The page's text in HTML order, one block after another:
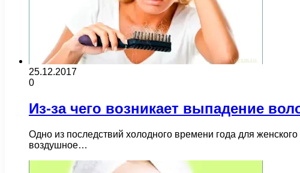
25.12.2017
0
Из-за чего возникает выпадение
Одно из последствий холодного времени года для
воздушное…